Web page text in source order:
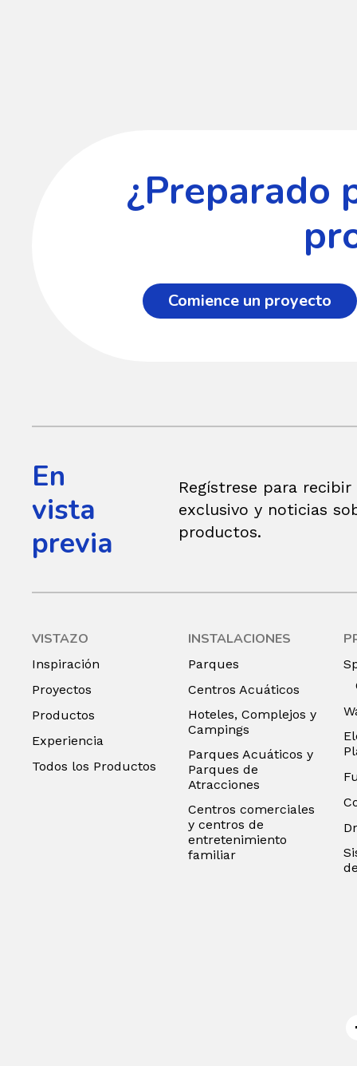
¿Preparado
Comience un proyecto
En
vista
previa
Regístrese para
exclusivo y noticias
productos.
VISTAZO
Inspiración
Proyectos
Productos
Experiencia
Todos los Productos
INSTALACIONES
Parques
Centros Acuáticos
Hoteles, Complejos y
Campings
Parques Acuáticos y
Parques de
Atracciones
Centros comerciales
y centros de
entretenimiento
familiar